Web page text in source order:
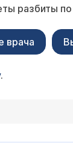
разбиты
врача
.